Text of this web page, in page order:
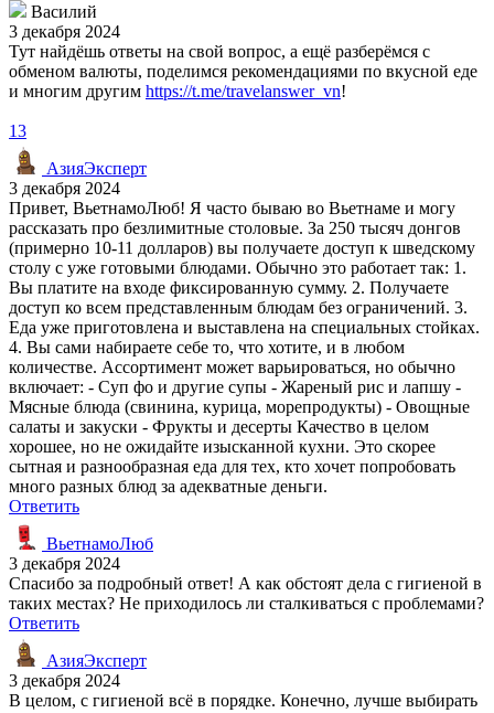
Василий
3 декабря 2024
Тут найдёшь ответы на свой вопрос, а ещё разберёмся с
обменом валюты, поделимся рекомендациями по вкусной еде
и многим другим https://t.me/travelanswer_vn!
13
АзияЭксперт
3 декабря 2024
Привет, ВьетнамоЛюб! Я часто бываю во Вьетнаме и могу
рассказать про безлимитные столовые. За 250 тысяч донгов
(примерно 10-11 долларов) вы получаете доступ к шведскому
столу с уже готовыми блюдами. Обычно это работает так: 1.
Вы платите на входе фиксированную сумму. 2. Получаете
доступ ко всем представленным блюдам без ограничений. 3.
Еда уже приготовлена и выставлена на специальных стойках.
4. Вы сами набираете себе то, что хотите, и в любом
количестве. Ассортимент может варьироваться, но обычно
включает: - Суп фо и другие супы - Жареный рис и лапшу -
Мясные блюда (свинина, курица, морепродукты) - Овощные
салаты и закуски - Фрукты и десерты Качество в целом
хорошее, но не ожидайте изысканной кухни. Это скорее
сытная и разнообразная еда для тех, кто хочет попробовать
много разных блюд за адекватные деньги.
Ответить
ВьетнамоЛюб
3 декабря 2024
Спасибо за подробный ответ! А как обстоят дела с гигиеной в
таких местах? Не приходилось ли сталкиваться с проблемами?
Ответить
АзияЭксперт
3 декабря 2024
В целом, с гигиеной всё в порядке. Конечно, лучше выбирать